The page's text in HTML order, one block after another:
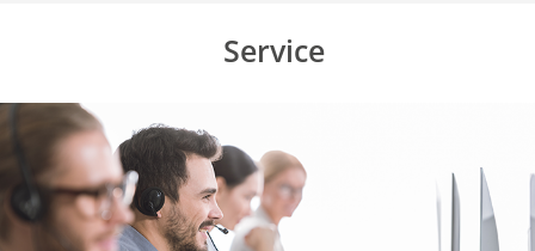
Service